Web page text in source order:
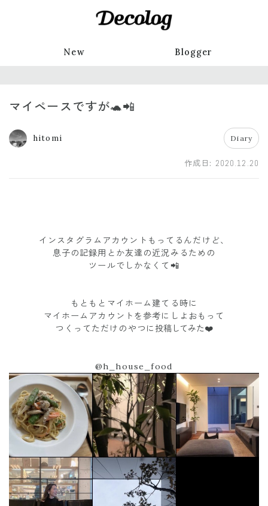
New Blogger
マイペースですが🐢📲
hitomi Diary
作成日: 2020.12.20
インスタグラムアカウントもってるんだけど、
息子の記録用とか友達の近況みるための
ツールでしかなくて📲
もともとマイホーム建てる時に
マイホームアカウントを参考にしよおもって
つくってただけのやつに 投稿してみた❤️
@h_house_food